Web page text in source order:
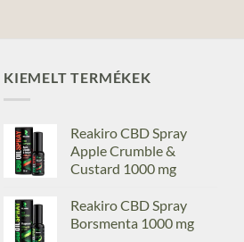
KIEMELT TERMÉKEK
Reakiro CBD Spray
Apple Crumble &
Custard 1000 mg
Reakiro CBD Spray
Borsmenta 1000 mg